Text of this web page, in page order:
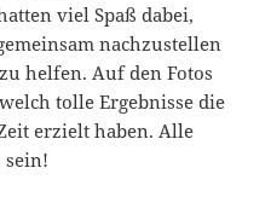
viel Spaß dabei,
nachzustellen
helfen. Auf den Fotos
tolle Ergebnisse die
erzielt haben. Alle
sein!